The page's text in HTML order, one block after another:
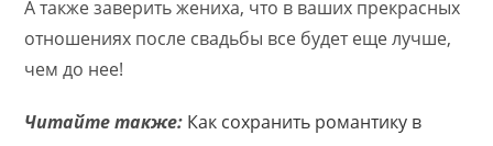
А также заверить жениха, что в ваших прекрасных
отношениях после свадьбы все будет еще лучше,
чем до нее!
Читайте также: Как сохранить романтику в